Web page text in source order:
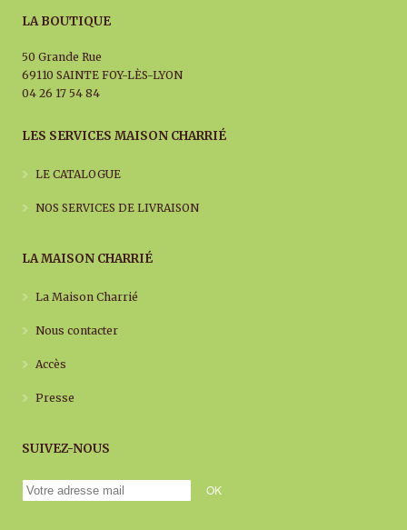
LA BOUTIQUE
50 Grande Rue
69110 SAINTE FOY-LÈS-LYON
04 26 17 54 84
LES SERVICES MAISON CHARRIÉ
LE CATALOGUE
NOS SERVICES DE LIVRAISON
LA MAISON CHARRIÉ
La Maison Charrié
Nous contacter
Accès
Presse
SUIVEZ-NOUS